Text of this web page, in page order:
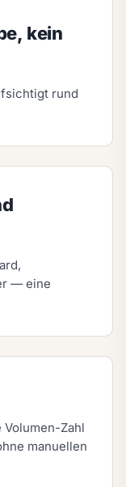
kein
rund
— eine
Volumen-Zahl
manuellen